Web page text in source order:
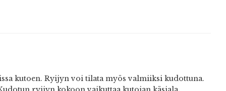
kutoen. Ryijyn voi tilata myös valmiiksi kudottuna.